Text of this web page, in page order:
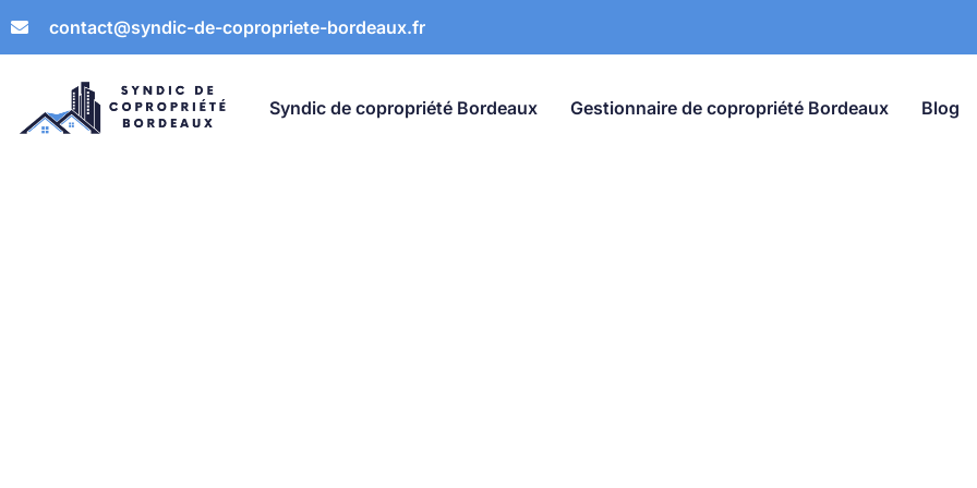
contact@syndic-de-copropriete-bordeaux.fr
Syndic de copropriété Bordeaux Gestionnaire de copropriété Bordeaux Blog